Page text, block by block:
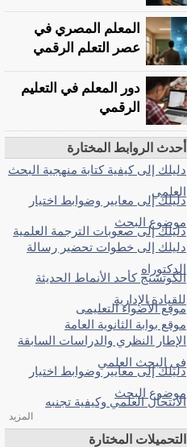
المعلم المصري في
عصر التعلم الرقمي
دور المعلم في التعليم
الرقمي
أحدث الروابط المختارة
دليلك إلى كيفية كتابة منهجية البحث
العلمي
دليلك إلى معايير وضوابط اختيار
موضوع البحث
دليلك إلى صعوبات الترجمة العلمية
دليلك إلى خطوات تحضير رسالة
الدكتوراه
الكوتشنج كأحد الأنماط الحديثة
للقيادة الإدارية
موقع الأضواء التعليمى
موقع بوابة الثانوية العامة
الإطار النظري والدراسات السابقة
في البحث العلمي
دليلك إلى معايير وضوابط اختيار
موضوع البحث
الانتحال العلمي وكيفية تجنبه
المزيد
التحميلات المختارة